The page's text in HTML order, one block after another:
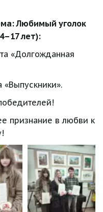
Любимый уголок
лет):
«Долгожданная
признание в любви к